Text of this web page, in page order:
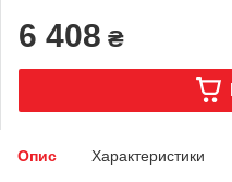
6 408 ₴
Опис Характеристики